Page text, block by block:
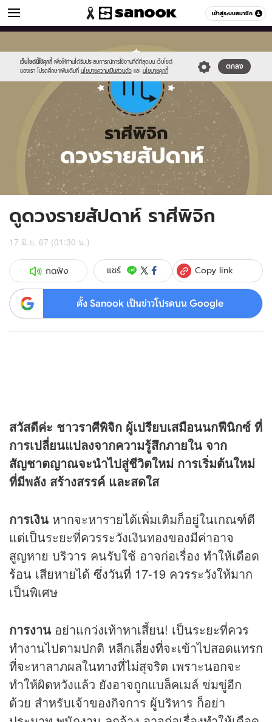
เข้าสู่ระบบสมาชิก
ดูดวง หมวดอื่นๆ
เว็บไซต์นี้ใช้คุกกี้ เพื่อให้ท่านได้รับประสบการณ์การใช้งานที่ดีที่สุดบน เว็บไซต์
ของเรา โปรดศึกษาเพิ่มเติมที่ นโยบายความเป็นส่วนตัว และ นโยบายคุกกี้
ตกลง
new-
sanook.png
horoscope-
scorpio_zodi.jpg
ดูดวงรายสัปดาห์ ราศีพิจิก
17 มิ.ย. 67 (01:30 น.)
กดฟัง แชร์ Copy link
ตั้ง Sanook เป็นข่าวโปรดบน Google
สวัสดีค่ะ ชาวราศีพิจิก ผู้เปรียบเสมือนนกฟีนิกซ์ ที่
การเปลี่ยนแปลงจากความรู้สึกภายใน จาก
สัญชาตญาณจะนำไปสู่ชีวิตใหม่ การเริ่มต้นใหม่
ที่มีพลัง สร้างสรรค์ และสดใส
การเงิน หากจะหารายได้เพิ่มเติมก็อยู่ในเกณฑ์ดี
แต่เป็นระยะที่ควรระวังเงินทองของมีค่าอาจ
สูญหาย บริวาร คนรับใช้ อาจก่อเรื่อง ทำให้เดือด
ร้อน เสียหายได้ ซึ่งวันที่ 17-19 ควรระวังให้มาก
เป็นพิเศษ
การงาน อย่าแกว่งเท้าหาเสี้ยน! เป็นระยะที่ควร
ทำงานไปตามปกติ หลีกเลี่ยงที่จะเข้าไปสอดแทรก
ที่จะหาลาภผลในทางที่ไม่สุจริต เพราะนอกจะ
ทำให้ผิดหวังแล้ว ยังอาจถูกแบล็คเมล์ ข่มขู่อีก
ด้วย สำหรับเจ้าของกิจการ ผู้บริหาร ก็อย่า